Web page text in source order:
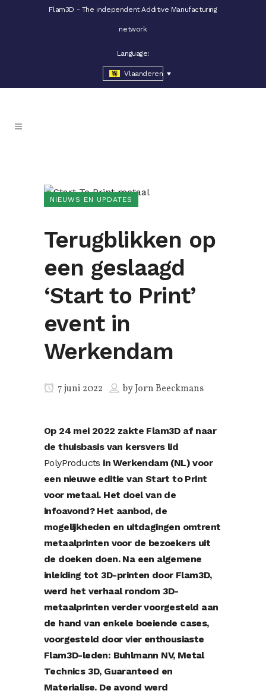
Flam3D - The independent Additive Manufacturing
network
Language:
Vlaanderen
NIEUWS EN UPDATES
Terugblikken op
een geslaagd
‘Start to Print’
event in
Werkendam
7 juni 2022 byJorn Beeckmans
Op 24 mei 2022 zakte Flam3D af naar
de thuisbasis van kersvers lid
PolyProducts in Werkendam (NL) voor
een nieuwe editie van Start to Print
voor metaal. Het doel van de
infoavond? Het aanbod, de
mogelijkheden en uitdagingen omtrent
metaalprinten voor de bezoekers uit
de doeken doen. Na een algemene
inleiding tot 3D-printen door Flam3D,
werd het verhaal rondom 3D-
metaalprinten verder voorgesteld aan
de hand van enkele boeiende cases,
voorgesteld door vier enthousiaste
Flam3D-leden: Buhlmann NV, Metal
Technics 3D, Guaranteed en
Materialise. De avond werd